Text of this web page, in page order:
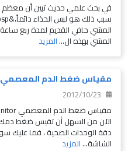
في بحث علمي حديث تبين أن معظم
المشي حافي القديم لمدة ربع
المشي بهذه ال...المزيد
مقياس ضغط الدم المعصمي
2012/10/23
الآن من السهل أن تقيس ضغط
دقة الوحدات الصحية ، فما عليك
الشاشة...المزيد